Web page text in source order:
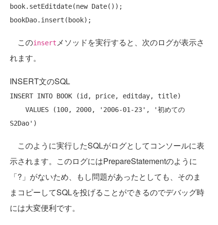
book.setEditdate(new Date());
このinsertメソッドを実行すると、次のログが表示さ
れます。
INSERT文のSQL
INSERT INTO BOOK (id, price, editday, title)
VALUES (100, 2000, '2006-01-23' ,
'初めての
S2Dao'
このように実行したSQLがログとしてコンソールに表
示されます。このログにはPrepareStatementのように
「?」がないため、もし問題があったとしても、そのま
まコピーしてSQLを投げることができるのでデバッグ時
には大変便利です。